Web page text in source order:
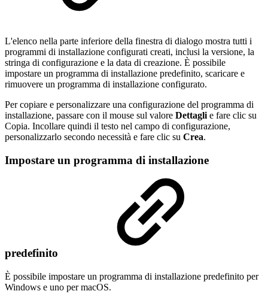
L'elenco nella parte inferiore della finestra di dialogo mostra tutti i
programmi di installazione configurati creati, inclusi la versione, la
stringa di configurazione e la data di creazione. È possibile
impostare un programma di installazione predefinito, scaricare e
rimuovere un programma di installazione configurato.
Per copiare e personalizzare una configurazione del programma di
installazione, passare con il mouse sul valore Dettagli e fare clic su
Copia. Incollare quindi il testo nel campo di configurazione,
personalizzarlo secondo necessità e fare clic su Crea.
Impostare un programma di installazione
predefinito
È possibile impostare un programma di installazione predefinito per
Windows e uno per macOS.